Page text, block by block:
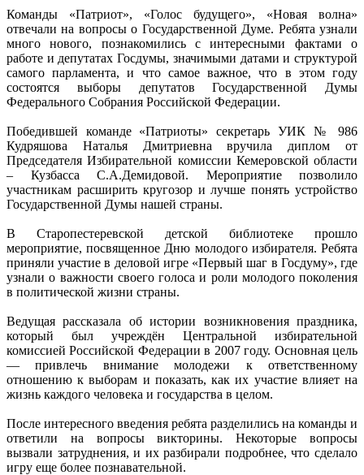
Команды «Патриот», «Голос будущего», «Новая волна»
отвечали на вопросы о Государственной Думе. Ребята узнали
много нового, познакомились с интересными фактами о
работе и депутатах Госдумы, значимыми датами и структурой
самого парламента, и что самое важное, что в этом году
состоятся выборы депутатов Государственной Думы
Федерального Собрания Российской Федерации.
Победившей команде «Патриоты» секретарь УИК № 986
Кудряшова Наталья Дмитриевна вручила диплом от
Председателя Избирательной комиссии Кемеровской области
– Кузбасса С.А.Демидовой. Мероприятие позволило
участникам расширить кругозор и лучше понять устройство
Государственной Думы нашей страны.
В Старопестеревской детской библиотеке прошло
мероприятие, посвященное Дню молодого избирателя. Ребята
приняли участие в деловой игре «Первый шаг в Госдуму», где
узнали о важности своего голоса и роли молодого поколения
в политической жизни страны.
Ведущая рассказала об истории возникновения праздника,
который был учреждён Центральной избирательной
комиссией Российской Федерации в 2007 году. Основная цель
— привлечь внимание молодежи к ответственному
отношению к выборам и показать, как их участие влияет на
жизнь каждого человека и государства в целом.
После интересного введения ребята разделились на команды и
ответили на вопросы викторины. Некоторые вопросы
вызвали затруднения, и их разбирали подробнее, что сделало
игру еще более познавательной.